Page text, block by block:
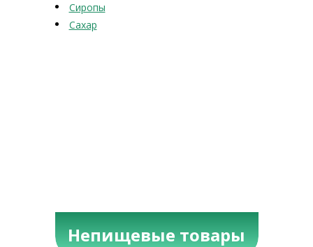
Сиропы
Сахар
Непищевые товары